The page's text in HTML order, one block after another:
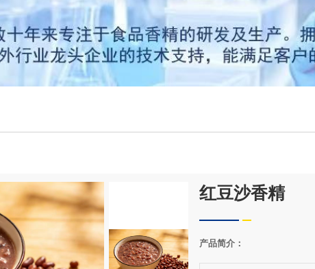
红豆沙香精
产品简介：